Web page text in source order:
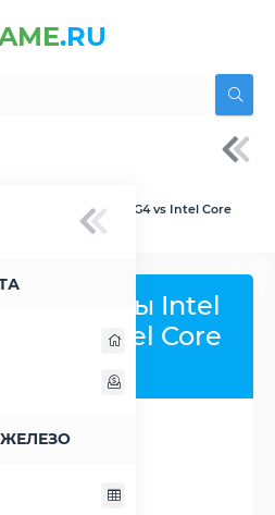
.RU
Intel Core i3-1000NG4 vs Intel Core
Intel
и Intel Core